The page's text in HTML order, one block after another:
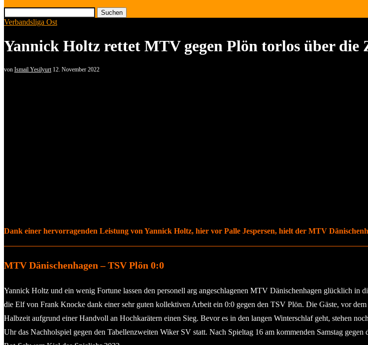
Suchen
Verbandsliga Ost
Yannick Holtz rettet MTV gegen Plön torlos über die
von Ismail Yesilyurt 12. November 2022
Dank einer hervorragenden Leistung von Yannick Holtz, hier vor Palle Jespersen, hielt der MTV
MTV Dänischenhagen – TSV Plön 0:0
Yannick Holtz und ein wenig Fortune lassen den personell arg angeschlagenen MTV Dänischenhagen glücklich in
die Elf von Frank Knocke dank einer sehr guten kollektiven Arbeit ein 0:0 gegen den TSV Plön. Die Gäste, vor
Halbzeit aufgrund einer Handvoll an Hochkarätern einen Sieg. Bevor es in den langen Winterschlaf geht, stehen
Uhr das Nachholspiel gegen den Tabellenzweiten Wiker SV statt. Nach Spieltag 16 am kommenden Samstag